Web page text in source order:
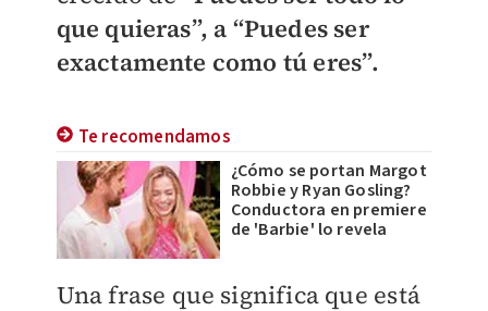
que quieras”, a “Puedes ser
exactamente como tú eres”.
Te recomendamos
¿Cómo se portan Margot
Robbie y Ryan Gosling?
Conductora en premiere
de 'Barbie' lo revela
Una frase que significa que está